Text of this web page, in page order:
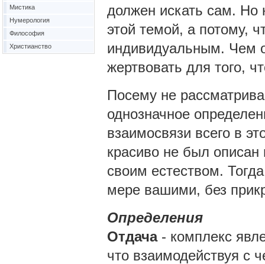
должен искать сам. Но
этой темой, а потому,
индивидуальным. Чем
жертвовать для того,
Посему не
однозначное
взаимосвязи всего в
красиво не был описан
своим естеством.
мере вашими, без
Определения
Отдача - комплекс
что взаимодействуя с
Мистика
Нумерология
Философия
Христианство